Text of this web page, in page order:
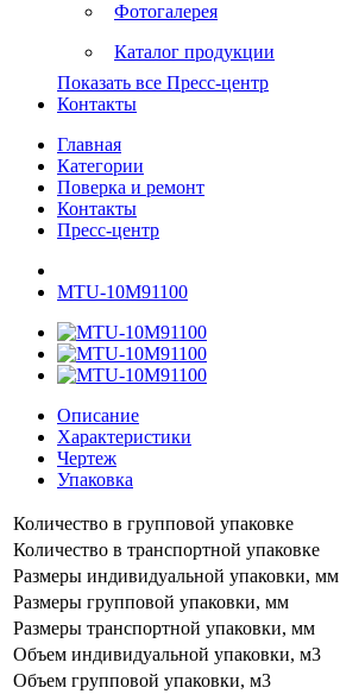
Фотогалерея
Каталог продукции
Показать все Пресс-центр
Контакты
Главная
Категории
Поверка и ремонт
Контакты
Пресс-центр
MTU-10M91100
Описание
Характеристики
Чертеж
Упаковка
Количество в групповой упаковке
Количество в транспортной упаковке
Размеры индивидуальной упаковки, мм
Размеры групповой упаковки, мм
Размеры транспортной упаковки, мм
Объем индивидуальной упаковки, м3
Объем групповой упаковки, м3